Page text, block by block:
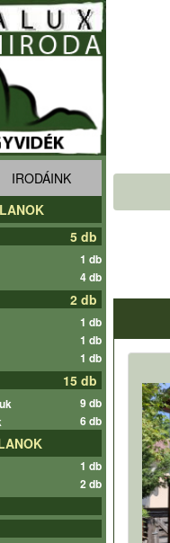
IRODÁINK
5 db
1 db
4 db
2 db
1 db
1 db
1 db
15 db
9 db
6 db
1 db
2 db